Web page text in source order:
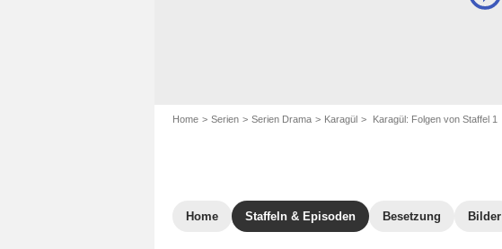
Home Serien Serien Drama Karagül Karagül: Folgen von Staffel 1
Home Staffeln & Episoden Besetzung Bilder